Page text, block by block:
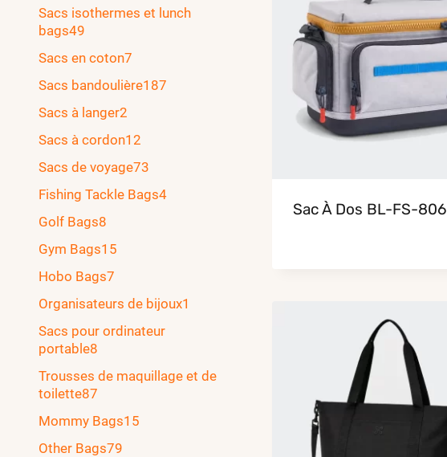
Sac À Dos BL-FS-806
Sacs isothermes et lunch
bags49
Sacs en coton7
Sacs bandoulière187
Sacs à langer2
Sacs à cordon12
Sacs de voyage73
Fishing Tackle Bags4
Golf Bags8
Gym Bags15
Hobo Bags7
Organisateurs de bijoux1
Sacs pour ordinateur
portable8
Trousses de maquillage et de
toilette87
Mommy Bags15
Other Bags79